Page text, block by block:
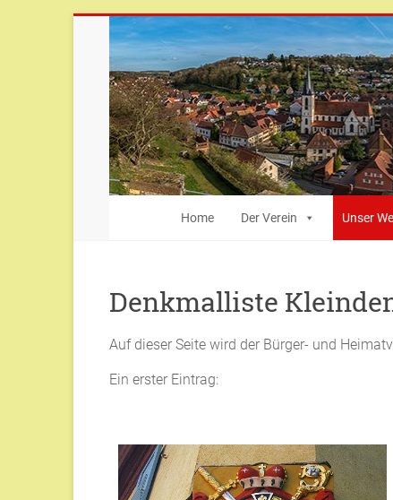
springen
Bürger-
Heimatverein
Weingarten
(Baden)
Home Der Verein Unser
Denkmalliste
Auf dieser Seite wird der Bürger- und
Ein erster Eintrag: